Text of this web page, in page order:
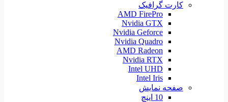
کارت گرافیک
AMD FirePro
Nvidia GTX
Nvidia Geforce
Nvidia Quadro
AMD Radeon
Nvidia RTX
Intel UHD
Intel Iris
صفحه نمایش
10 اینچ